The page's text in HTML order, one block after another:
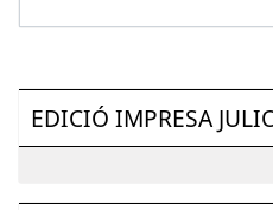
EDICIÓ IMPRESA